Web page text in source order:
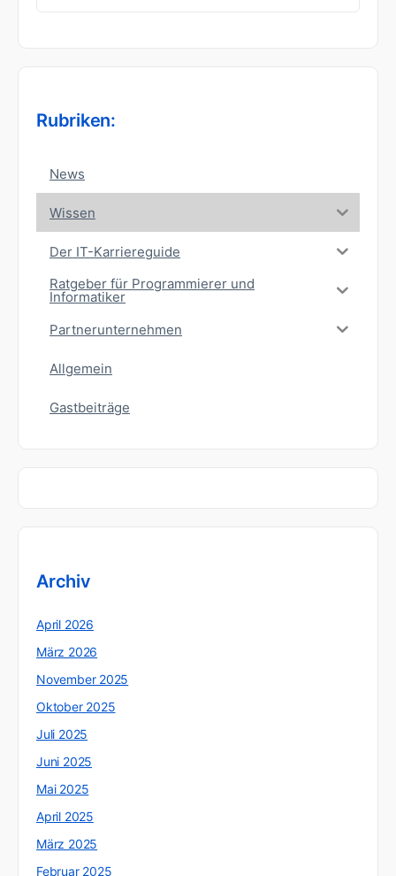
nach:
Rubriken:
News
Wissen
Der IT-Karriereguide
Ratgeber für Programmierer und
Informatiker
Partnerunternehmen
Allgemein
Gastbeiträge
Archiv
April 2026
März 2026
November 2025
Oktober 2025
Juli 2025
Juni 2025
Mai 2025
April 2025
März 2025
Februar 2025